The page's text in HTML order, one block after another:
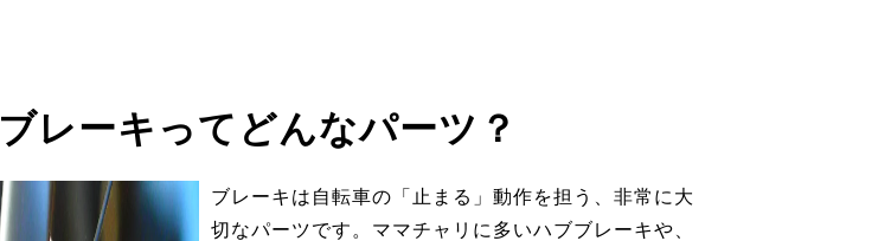
ブレーキってどんなパーツ？
ブレーキは自転車の「止まる」動作を担う、非常に大
切なパーツです。ママチャリに多いハブブレーキや、